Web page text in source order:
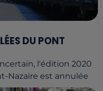
DU PONT
l'édition 2020
Nazaire est annulée